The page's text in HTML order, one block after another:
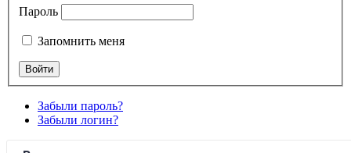
Пароль
Запомнить меня
Забыли пароль?
Забыли логин?